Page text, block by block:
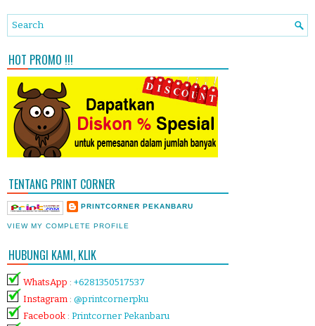
HOT PROMO !!!
TENTANG PRINT CORNER
PRINTCORNER PEKANBARU
VIEW MY COMPLETE PROFILE
HUBUNGI KAMI, KLIK
WhatsApp : +6281350517537
Instagram : @printcornerpku
Facebook : Printcorner Pekanbaru